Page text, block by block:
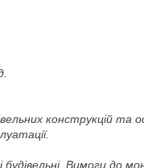
конструкцій та
Вимоги до